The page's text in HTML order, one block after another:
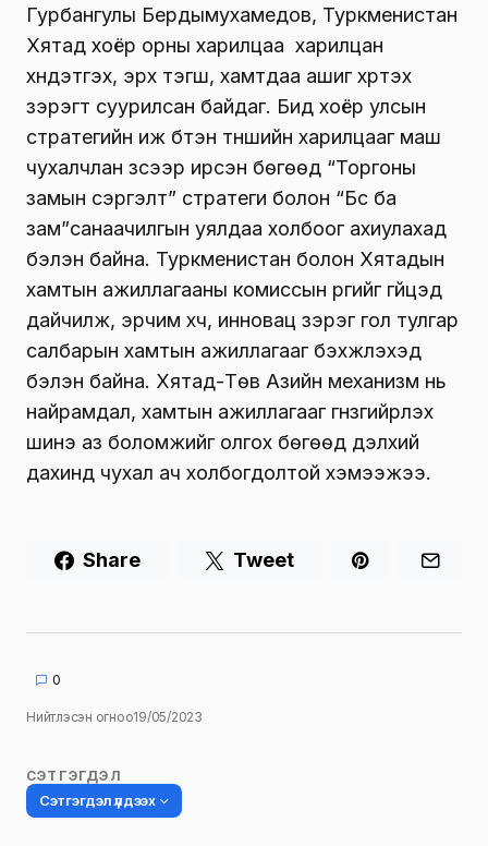
Гурбангулы Бердымухамедов, Туркменистан
Хятад хоёр орны харилцаа харилцан
хүндэтгэх, эрх тэгш, хамтдаа ашиг хүртэх
зэрэгт суурилсан байдаг. Бид хоёр улсын
стратегийн иж бүтэн түншийн харилцааг маш
чухалчлан үзсээр ирсэн бөгөөд “Торгоны
замын сэргэлт” стратеги болон “Бүс ба
зам”санаачилгын уялдаа холбоог ахиулахад
бэлэн байна. Туркменистан болон Хятадын
хамтын ажиллагааны комиссын үүргийг гүйцэд
дайчилж, эрчим хүч, инновац зэрэг гол тулгар
салбарын хамтын ажиллагааг бэхжүүлэхэд
бэлэн байна. Хятад-Төв Азийн механизм нь
найрамдал, хамтын ажиллагааг гүнзгийрүүлэх
шинэ аз боломжийг олгох бөгөөд дэлхий
дахинд чухал ач холбогдолтой хэмээжээ.
Share Tweet
0
Нийтлэсэн огноо19/05/2023
СЭТГЭГДЭЛ
Сэтгэгдэл үлдээх